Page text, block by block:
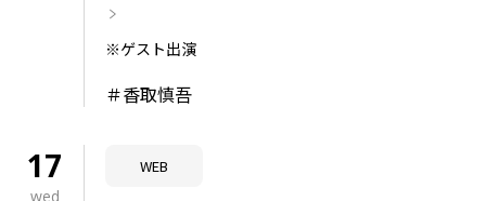
※ゲスト出演
＃香取慎吾
17
wed
WEB